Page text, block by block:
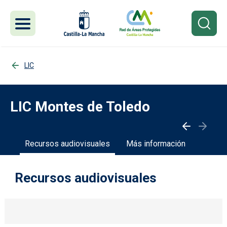
LIC
LIC Montes de Toledo
Recursos audiovisuales Más información
Recursos audiovisuales